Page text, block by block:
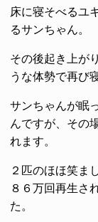
床に寝そべるユ
るサンちゃん。
その後起き上が
うな体勢で再び
サンちゃんが眠
んですが、その
れます。
２匹のほほ笑ま
８６万回再生さ
た。